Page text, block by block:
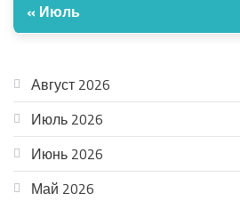
« Июль
Август 2026
Июль 2026
Июнь 2026
Май 2026